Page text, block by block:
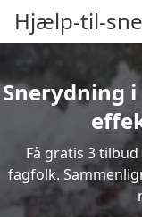
Hjælp-til-
Snerydning i
Få gratis 3
fagfolk.